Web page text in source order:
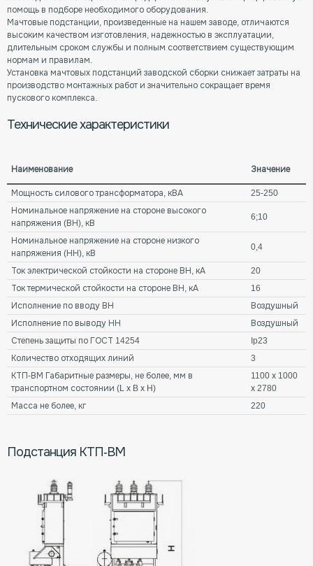
помощь в подборе необходимого оборудования.
Мачтовые подстанции, произведенные на нашем заводе, отличаются
высоким качеством изготовления, надежностью в эксплуатации,
длительным сроком службы и полным соответствием существующим
нормам и правилам.
Установка мачтовых подстанций заводской сборки снижает затраты на
производство монтажных работ и значительно сокращает время
пускового комплекса.
Технические характеристики
Наименование Значение
Мощность силового трансформатора, кВА
25-250
Номинальное напряжение на стороне высокого
напряжения (ВН), кВ
6;10
Номинальное напряжение на стороне низкого
напряжения (НН), кВ
0,4
Ток электрической стойкости на стороне ВН, кА
20
Ток термической стойкости на стороне ВН, кА
16
Исполнение по вводу ВН
Воздушный
Исполнение по выводу НН
Воздушный
Степень защиты по ГОСТ 14254
Ip23
Количество отходящих линий
3
КТП-ВМ Габаритные размеры, не более, мм в
транспортном состоянии (L х B х H)
1100 х 1000
х 2780
Масса не более, кг
220
Подстанция КТП-ВМ